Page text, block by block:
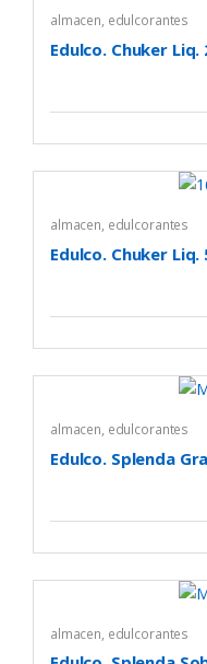
almacen, edulcorantes
Edulco. Chuker Liq.
almacen, edulcorantes
Edulco. Chuker Liq.
almacen, edulcorantes
Edulco. Splenda
almacen, edulcorantes